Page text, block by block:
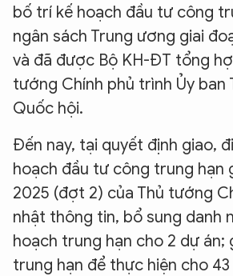
bố trí kế hoạch đầu tư công
ngân sách Trung ương giai
và đã được Bộ KH-ĐT tổng
tướng Chính phủ trình Ủy ban
Quốc hội.
Đến nay, tại quyết định giao,
hoạch đầu tư công trung hạn
2025 (đợt 2) của Thủ tướng
nhật thông tin, bổ sung danh
hoạch trung hạn cho 2 dự án;
trung hạn để thực hiện cho